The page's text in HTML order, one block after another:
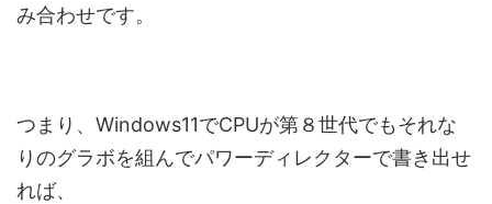
み合わせです。
つまり、Windows11でCPUが第８世代でもそれな
りのグラボを組んでパワーディレクターで書き出せ
れば、